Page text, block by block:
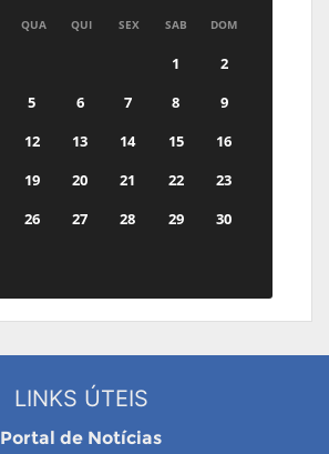
QUA QUI SEX SAB DOM
1
2
5 6 7 8
9
12 13 14 15
16
19 20 21 22
23
26 27 28 29
30
LINKS ÚTEIS
Portal de Notícias